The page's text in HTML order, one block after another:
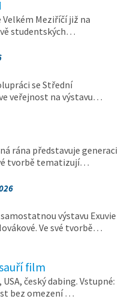
Meziříčí již na
studentských…
se Střední
veřejnost na výstavu…
rána představuje generaci
tvorbě tematizují…
výstavu Exuvie
Ve své tvorbě…
film
český dabing. Vstupné:
bez omezení …